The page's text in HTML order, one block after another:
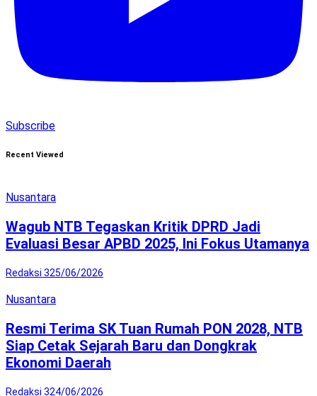
Subscribe
Recent Viewed
Nusantara
Wagub NTB Tegaskan Kritik DPRD Jadi
Evaluasi Besar APBD 2025, Ini Fokus Utamanya
Redaksi 325/06/2026
Nusantara
Resmi Terima SK Tuan Rumah PON 2028, NTB
Siap Cetak Sejarah Baru dan Dongkrak
Ekonomi Daerah
Redaksi 324/06/2026